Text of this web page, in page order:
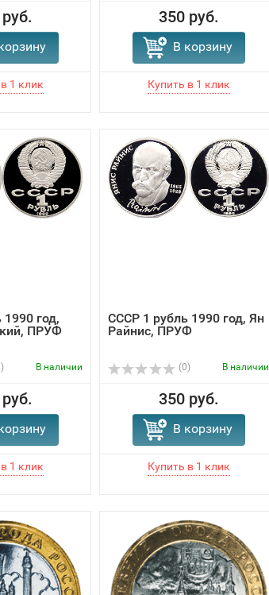
350 руб.
В корзину
год,
ПРУФ
В наличии
СССР 1 рубль 1990 год, Ян
Райнис, ПРУФ
(0) В наличии
350 руб.
В корзину